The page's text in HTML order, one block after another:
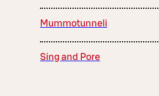
Mummotunneli
Sing and Pore